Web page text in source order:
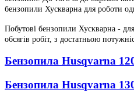
бензопили Хускварна для роботи
Побутові бензопили Хускварна -
обсягів робіт, з достатньою
Бензопила Husqvarna
Бензопила Husqvarna